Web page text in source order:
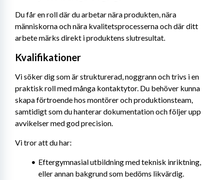
Du får en roll där du arbetar nära produkten, nära
människorna och nära kvalitetsprocesserna och där ditt
arbete märks direkt i produktens slutresultat.
Kvalifikationer
Vi söker dig som är strukturerad, noggrann och trivs i en
praktisk roll med många kontaktytor. Du behöver kunna
skapa förtroende hos montörer och produktionsteam,
samtidigt som du hanterar dokumentation och följer upp
avvikelser med god precision.
Vi tror att du har:
Eftergymnasial utbildning med teknisk inriktning,
eller annan bakgrund som bedöms likvärdig.